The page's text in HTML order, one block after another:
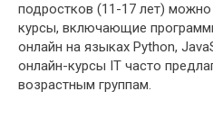
подростков (11-17 лет)
курсы, включающие
онлайн на языках Python,
онлайн-курсы IT часто
возрастным группам.